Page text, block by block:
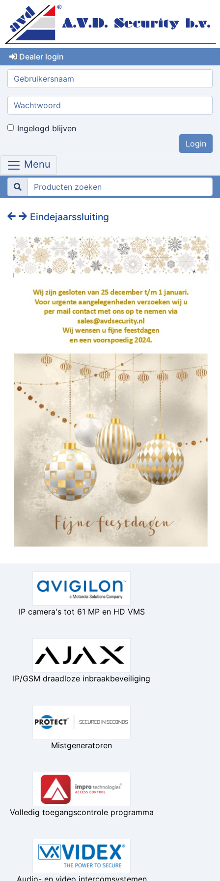
Dealer login
Gebruikersnaam:
Wachtwoord:
Ingelogd blijven
Menu
Eindejaarssluiting
IP camera's tot 61 MP en HD VMS
IP/GSM draadloze inbraakbeveiliging
Mistgeneratoren
Volledig toegangscontrole programma
Audio- en video intercomsystemen